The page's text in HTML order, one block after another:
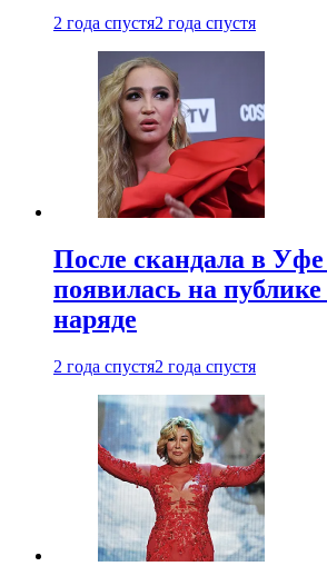
2 года спустя2 года спустя
После скандала в Уфе
появилась на
наряде
2 года спустя2 года спустя